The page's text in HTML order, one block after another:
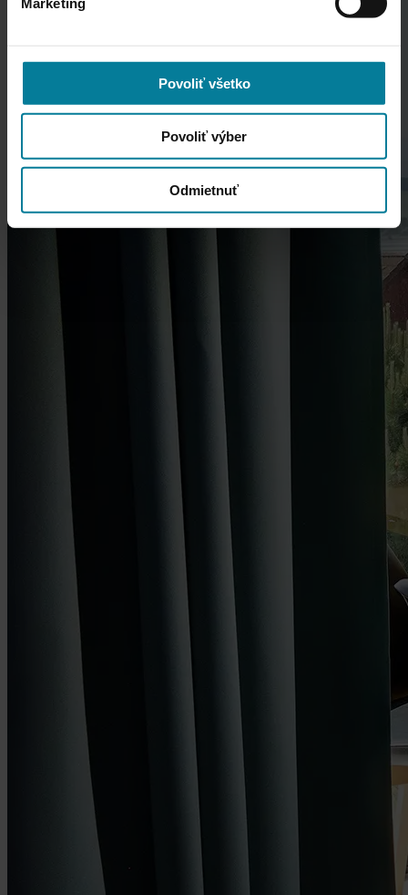
Povoliť všetko
Povoliť výber
Odmietnuť